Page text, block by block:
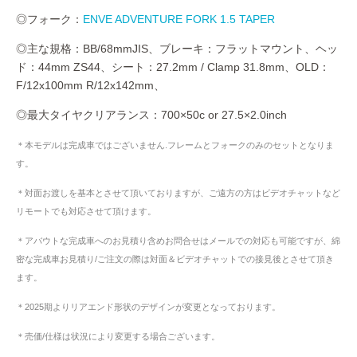
◎フォーク： ENVE ADVENTURE FORK 1.5 TAPER
◎主な規格：BB/68mmJIS、ブレーキ：フラットマウント、ヘッ
ド：44mm ZS44、シート：27.2mm / Clamp 31.8mm、OLD：
F/12x100mm R/12x142mm、
◎最大タイヤクリアランス：700×50c or 27.5×2.0inch
＊本モデルは完成車ではございません.フレームとフォークのみのセットとなりま
す。
＊対面お渡しを基本とさせて頂いておりますが、ご遠方の方はビデオチャットなど
リモートでも対応させて頂けます。
＊アバウトな完成車へのお見積り含めお問合せはメールでの対応も可能ですが、綿
密な完成車お見積り/ご注文の際は対面＆ビデオチャットでの接見後とさせて頂き
ます。
＊2025期よりリアエンド形状のデザインが変更となっております。
＊売価/仕様は状況により変更する場合ございます。